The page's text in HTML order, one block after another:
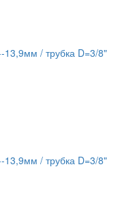
13,9мм / трубка D=3/8"
13,9мм / трубка D=3/8"